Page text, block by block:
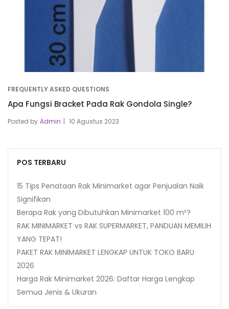
FREQUENTLY ASKED QUESTIONS
Apa Fungsi Bracket Pada Rak Gondola Single?
Posted by Admin 10 Agustus 2023
POS TERBARU
15 Tips Penataan Rak Minimarket agar Penjualan Naik
Signifikan
Berapa Rak yang Dibutuhkan Minimarket 100 m²?
RAK MINIMARKET vs RAK SUPERMARKET, PANDUAN MEMILIH
YANG TEPAT!
PAKET RAK MINIMARKET LENGKAP UNTUK TOKO BARU
2026
Harga Rak Minimarket 2026: Daftar Harga Lengkap
Semua Jenis & Ukuran